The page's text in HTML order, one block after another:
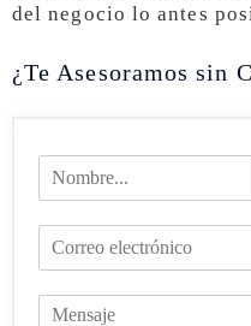
del negocio lo antes
¿Te Asesoramos sin